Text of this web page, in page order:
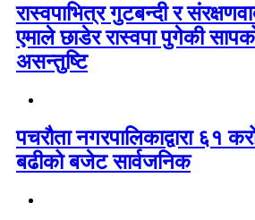
रास्वपाभित्र गुटबन्दी र
एमाले छाडेर रास्वपा पुगेकी
असन्तुष्टि
पचरौता नगरपालिकाद्वारा ६१
बढीको बजेट सार्वजनिक